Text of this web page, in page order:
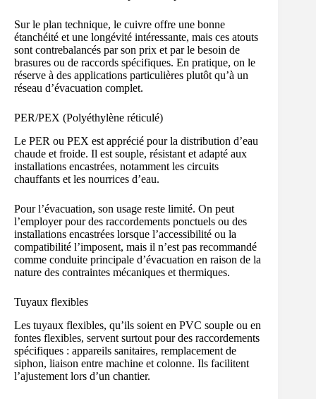
Sur le plan technique, le cuivre offre une bonne
étanchéité et une longévité intéressante, mais ces atouts
sont contrebalancés par son prix et par le besoin de
brasures ou de raccords spécifiques. En pratique, on le
réserve à des applications particulières plutôt qu’à un
réseau d’évacuation complet.
PER/PEX (Polyéthylène réticulé)
Le PER ou PEX est apprécié pour la distribution d’eau
chaude et froide. Il est souple, résistant et adapté aux
installations encastrées, notamment les circuits
chauffants et les nourrices d’eau.
Pour l’évacuation, son usage reste limité. On peut
l’employer pour des raccordements ponctuels ou des
installations encastrées lorsque l’accessibilité ou la
compatibilité l’imposent, mais il n’est pas recommandé
comme conduite principale d’évacuation en raison de la
nature des contraintes mécaniques et thermiques.
Tuyaux flexibles
Les tuyaux flexibles, qu’ils soient en PVC souple ou en
fontes flexibles, servent surtout pour des raccordements
spécifiques : appareils sanitaires, remplacement de
siphon, liaison entre machine et colonne. Ils facilitent
l’ajustement lors d’un chantier.